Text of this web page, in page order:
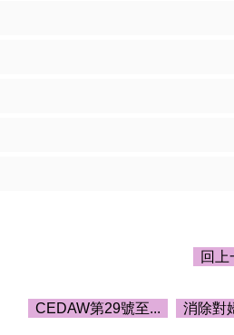
回上
CEDAW第29號至... 消除對